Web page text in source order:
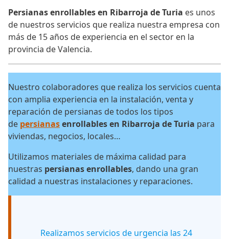
Persianas enrollables en Ribarroja de Turia es unos
de nuestros servicios que realiza nuestra empresa con
más de 15 años de experiencia en el sector en la
provincia de Valencia.
Nuestro colaboradores que realiza los servicios cuenta
con amplia experiencia en la instalación, venta y
reparación de persianas de todos los tipos
de persianasenrollables en Ribarroja de Turia para
viviendas, negocios, locales…
Utilizamos materiales de máxima calidad para
nuestras persianas enrollables, dando una gran
calidad a nuestras instalaciones y reparaciones.
Realizamos servicios de urgencia las 24